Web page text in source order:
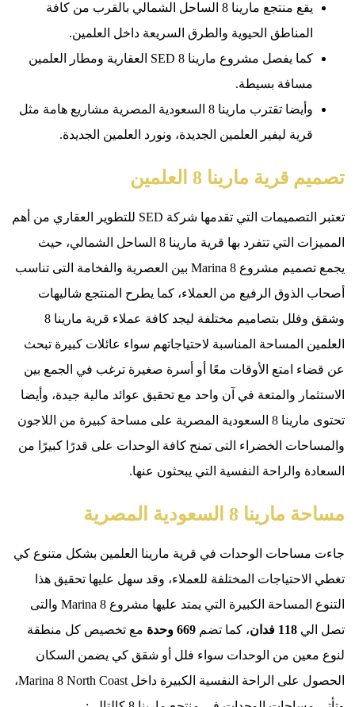
يقع منتجع مارينا 8 الساحل الشمالي بالقرب من كافة
الحيوية والطرق السريعة داخل العلمين.
كما يفصل مشروع مارينا 8 SED العقارية ومطار العلمين
بسيطة.
وأيضا تقترب مارينا 8 السعودية المصرية مشاريع هامة مثل
ليفير العلمين الجديدة، ونورد العلمين الجديدة.
مارينا 8 العلمين
تعتبر التصميمات التي تقدمها شركة SED للتطوير العقاري من أهم
المميزات التي تتفرد بها قرية مارينا 8 الساحل الشمالي، حيث
يجمع تصميم مشروع Marina 8 بين العصرية والفخامة التى تناسب
الرفيع من العملاء، كما يطرح المنتجع شاليهات
وشقق وفلل بتصاميم مختلفة ليجد كافة عملاء قرية مارينا 8
المساحة المناسبة لاحتياجاتهم سواء عائلات كبيرة تبحث
امتع الأوقات معًا أو أسرة صغيرة ترغب في الجمع بين
والمتعة في آن واحد مع تحقيق عوائد مالية جيدة، وأيضا
تحتوى مارينا 8 السعودية المصرية على مساحة كبيرة من اللاجون
الخضراء التى تمنح كافة الوحدات على قدرًا كبيرًا من
والراحة النفسية التي يبحثون عنها.
8 السعودية المصرية
الوحدات في قرية مارينا العلمين بشكل متنوع كي
المختلفة للعملاء، وقد سهل عليها تحقيق هذا
التنوع المساحة الكبيرة التي يمتد عليها مشروع Marina 8 والتى
118 فدان ، كما تضم 669 وحدة
مع تخصيص كل منطقة
من الوحدات سواء فلل أو شقق كي يضمن السكان
الحصول على الراحة النفسية الكبيرة داخل Marina 8 North Coast،